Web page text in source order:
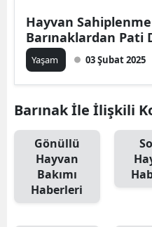
Hayvan
Barınaklardan Pati
Yaşam 03 Şubat 2025
Barınak İle İlişkili
Gönüllü
Hayvan
Bakımı
Haberleri